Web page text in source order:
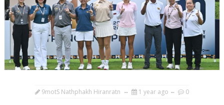
9motS Nathphakh Hiranratn 1 year ago 0